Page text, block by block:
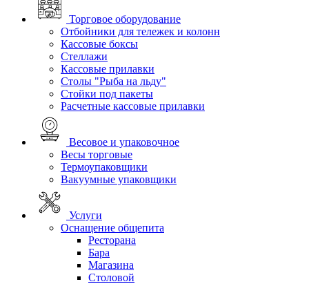
Торговое оборудование
Отбойники для тележек и колонн
Кассовые боксы
Стеллажи
Кассовые прилавки
Столы "Рыба на льду"
Стойки под пакеты
Расчетные кассовые прилавки
Весовое и упаковочное
Весы торговые
Термоупаковщики
Вакуумные упаковщики
Услуги
Оснащение общепита
Ресторана
Бара
Магазина
Столовой